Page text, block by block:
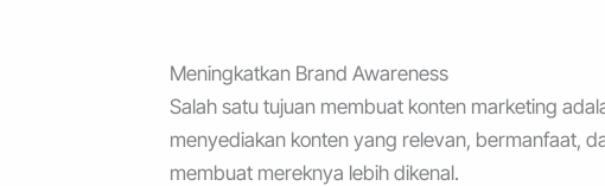
Meningkatkan Brand Awareness
Salah satu tujuan membuat konten marketing
menyediakan konten yang relevan, bermanfaat,
membuat mereknya lebih dikenal.